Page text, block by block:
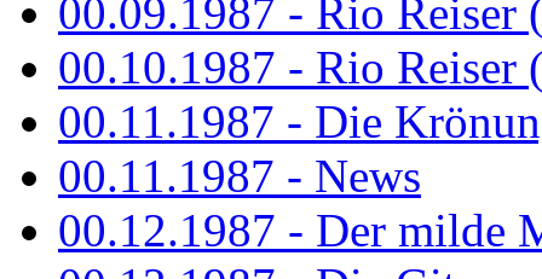
00.09.1987 - Rio Reiser
00.10.1987 - Rio Reiser
00.11.1987 - Die
00.11.1987 - News
00.12.1987 - Der milde